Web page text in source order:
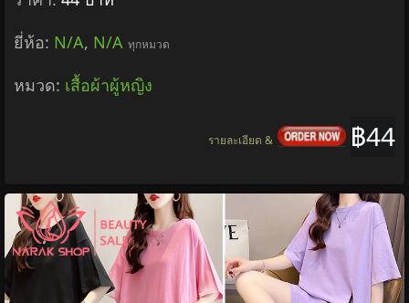
ยี่ห้อ: N/A, N/A ทุกหมวด
หมวด: เสื้อผ้าผู้หญิง
฿44
รายละเอียด &